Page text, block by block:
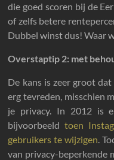
die goed scoren bij de
of zelfs betere
Dubbel winst dus! Waar
Overstaptip 2: met
De kans is zeer groot
erg tevreden, misschien
je privacy. In 2012 is
bijvoorbeeldtoen
gebruikers te wijzigen.
van privacy-beperkende